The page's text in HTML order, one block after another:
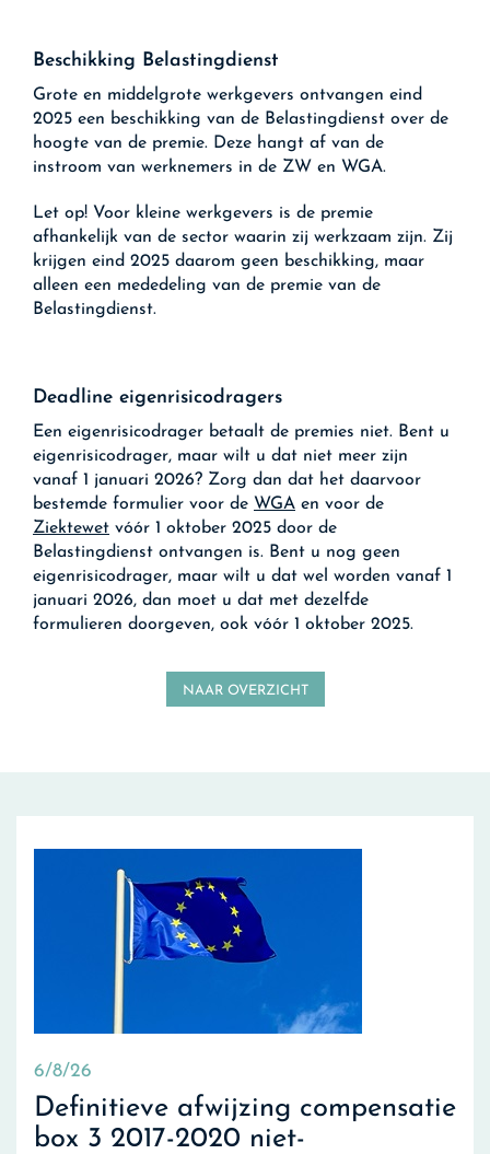
Beschikking Belastingdienst
Grote en middelgrote werkgevers ontvangen eind
2025 een beschikking van de Belastingdienst over de
hoogte van de premie. Deze hangt af van de
instroom van werknemers in de ZW en WGA.
Let op! Voor kleine werkgevers is de premie
afhankelijk van de sector waarin zij werkzaam zijn. Zij
krijgen eind 2025 daarom geen beschikking, maar
alleen een mededeling van de premie van de
Belastingdienst.
Deadline eigenrisicodragers
Een eigenrisicodrager betaalt de premies niet. Bent u
eigenrisicodrager, maar wilt u dat niet meer zijn
vanaf 1 januari 2026? Zorg dan dat het daarvoor
bestemde formulier voor de WGA en voor de
Ziektewet vóór 1 oktober 2025 door de
Belastingdienst ontvangen is. Bent u nog geen
eigenrisicodrager, maar wilt u dat wel worden vanaf 1
januari 2026, dan moet u dat met dezelfde
formulieren doorgeven, ook vóór 1 oktober 2025.
NAAR OVERZICHT
6/8/26
Definitieve afwijzing compensatie
box 3 2017-2020 niet-